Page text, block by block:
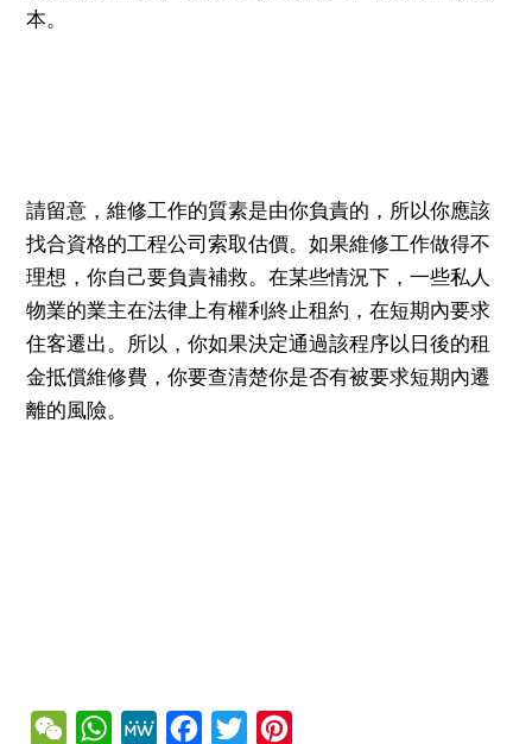
本。
請留意，維修工作的質素是由你負責的，所以你應該
找合資格的工程公司索取估價。如果維修工作做得不
理想，你自己要負責補救。在某些情況下，一些私人
物業的業主在法律上有權利終止租約，在短期內要求
住客遷出。所以，你如果決定通過該程序以日後的租
金抵償維修費，你要查清楚你是否有被要求短期內遷
離的風險。
WeChatWhatsApp
MeWe Facebook
Twitter